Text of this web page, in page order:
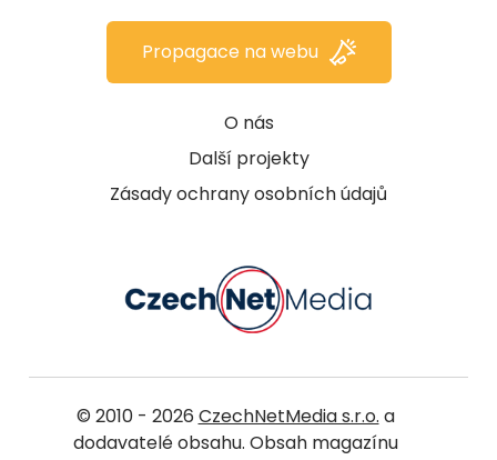
O nás
Další projekty
Zásady ochrany osobních údajů
Propagace na webu
© 2010 - 2026 CzechNetMedia s.r.o. a
dodavatelé obsahu. Obsah magazínu